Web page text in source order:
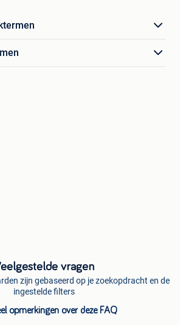
vragen
zijn gebaseerd op je zoekopdracht en de
ingestelde filters
opmerkingen over deze FAQ